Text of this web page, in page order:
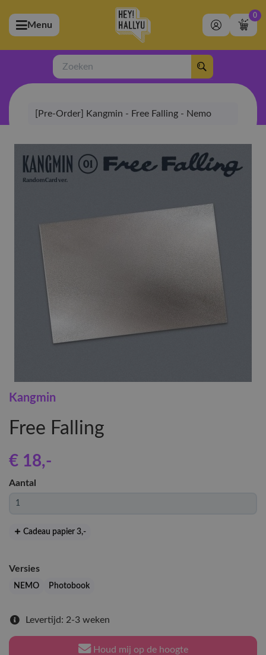
(Artiesten)
(Merchandise)
(Exclusive)
(Winkel)
Menu
0
Zoeken
[Pre-Order] Kangmin - Free Falling - Nemo
Kangmin
Free Falling
€ 18,-
Aantal
Cadeau papier 3,-
Versies
NEMO Photobook
Levertijd: 2-3 weken
Houd mij op de hoogte